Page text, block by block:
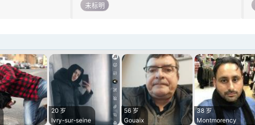
未标明
20 岁
Ivry-sur-seine
56 岁
Gouaix
38 岁
Montmorency